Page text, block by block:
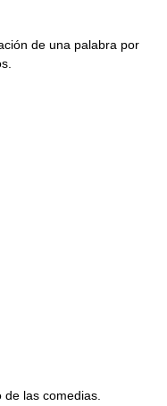
de una palabra por
de las comedias.